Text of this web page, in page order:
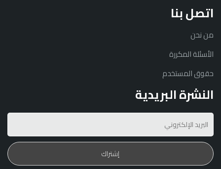
اتصل بنا
من نحن
الأسئلة المكررة
حقوق المستخدم
النشرة البريدية